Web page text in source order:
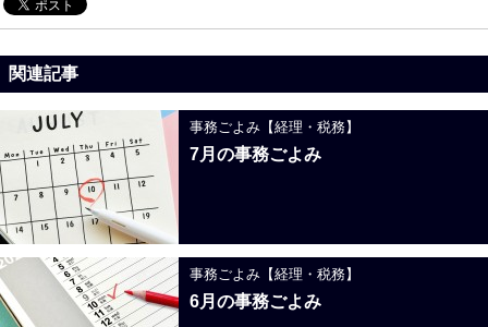
関連記事
事務ごよみ【経理・税務】
7月の事務ごよみ
事務ごよみ【経理・税務】
6月の事務ごよみ